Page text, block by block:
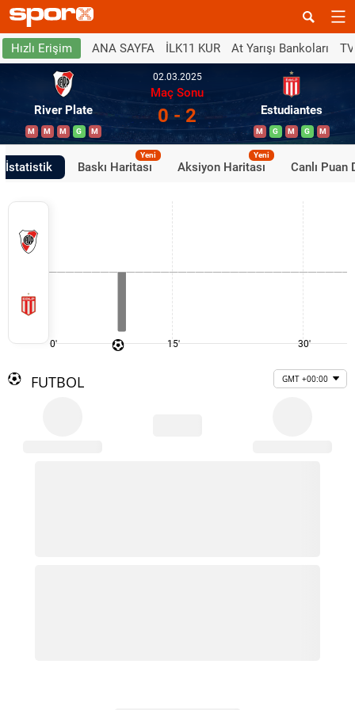
Hızlı Erişim ANA SAYFA İLK11 KUR At Yarışı Bankoları
River Plate
M M M G M
02.03.2025
Maç Sonu
0 - 2 Estudiantes
M G M G M
İstatistik Baskı Haritası
Yeni
Aksiyon Haritası
Yeni
Canlı Puan
0' 15' 30'
FUTBOL GMT +00:00